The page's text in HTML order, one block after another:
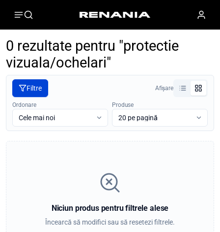
0 rezultate pentru "protectie
vizuala/ochelari"
Filtre
Ordonare Produse
Afișare
Niciun produs pentru filtrele alese
Încearcă să modifici sau să resetezi filtrele.